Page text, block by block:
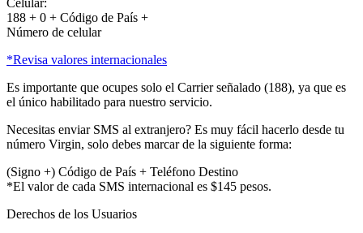
188 + 0 + Código de País +
Número de celular
*Revisa valores internacionales
Es importante que ocupes solo el Carrier señalado (188), ya que es
el único habilitado para nuestro servicio.
Necesitas enviar SMS al extranjero? Es muy fácil hacerlo desde tu
número Virgin, solo debes marcar de la siguiente forma:
(Signo +) Código de País + Teléfono Destino
*El valor de cada SMS internacional es $145 pesos.
Derechos de los Usuarios